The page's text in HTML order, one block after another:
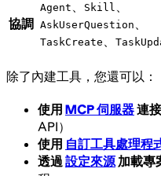
協調
Agent Skill
AskUserQuestion
TaskCreate
除了內建工具，您還可以：
使用 MCP 伺服器連
API）
使用 自訂工具處理程
透過 設定來源 加載專